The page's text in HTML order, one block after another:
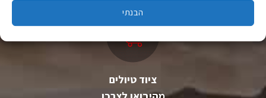
הבנתי
האפשרויות
המוצר
האפשרויות
המוצר
ציוד טיולים